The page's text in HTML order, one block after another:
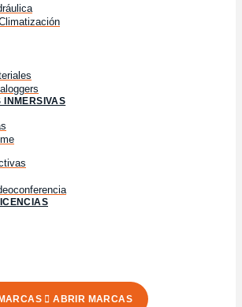
INMERSIVAS
ABRIR MARCAS